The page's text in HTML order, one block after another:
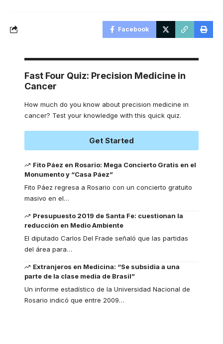
Facebook
Fast Four Quiz: Precision Medicine in
Cancer
How much do you know about precision medicine in
cancer? Test your knowledge with this quick quiz.
Get Started
Fito Páez en Rosario: Mega Concierto Gratis en el
Monumento y “Casa Páez”
Fito Páez regresa a Rosario con un concierto gratuito
masivo en el…
Presupuesto 2019 de Santa Fe: cuestionan la
reducción en Medio Ambiente
El diputado Carlos Del Frade señaló que las partidas
del área para…
Extranjeros en Medicina: “Se subsidia a una
parte de la clase media de Brasil”
Un informe estadístico de la Universidad Nacional de
Rosario indicó que entre 2009…